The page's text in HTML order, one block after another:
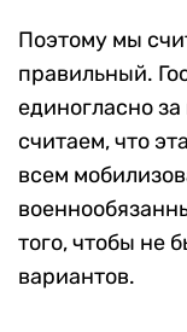
Поэтому мы
правильный.
единогласно
считаем, что
всем
того, чтобы не
вариантов.